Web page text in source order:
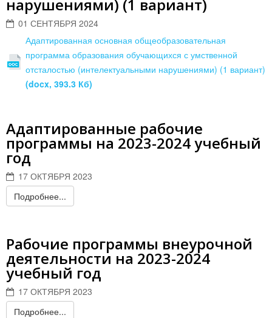
нарушениями) (1 вариант)
01 СЕНТЯБРЯ 2024
Адаптированная основная общеобразовательная
программа образования обучающихся с умственной
отсталостью (интелектуальными нарушениями) (1 вариант)
(docx, 393.3 Кб)
Адаптированные рабочие
программы на 2023-2024 учебный
год
17 ОКТЯБРЯ 2023
Подробнее...
Рабочие программы внеурочной
деятельности на 2023-2024
учебный год
17 ОКТЯБРЯ 2023
Подробнее...